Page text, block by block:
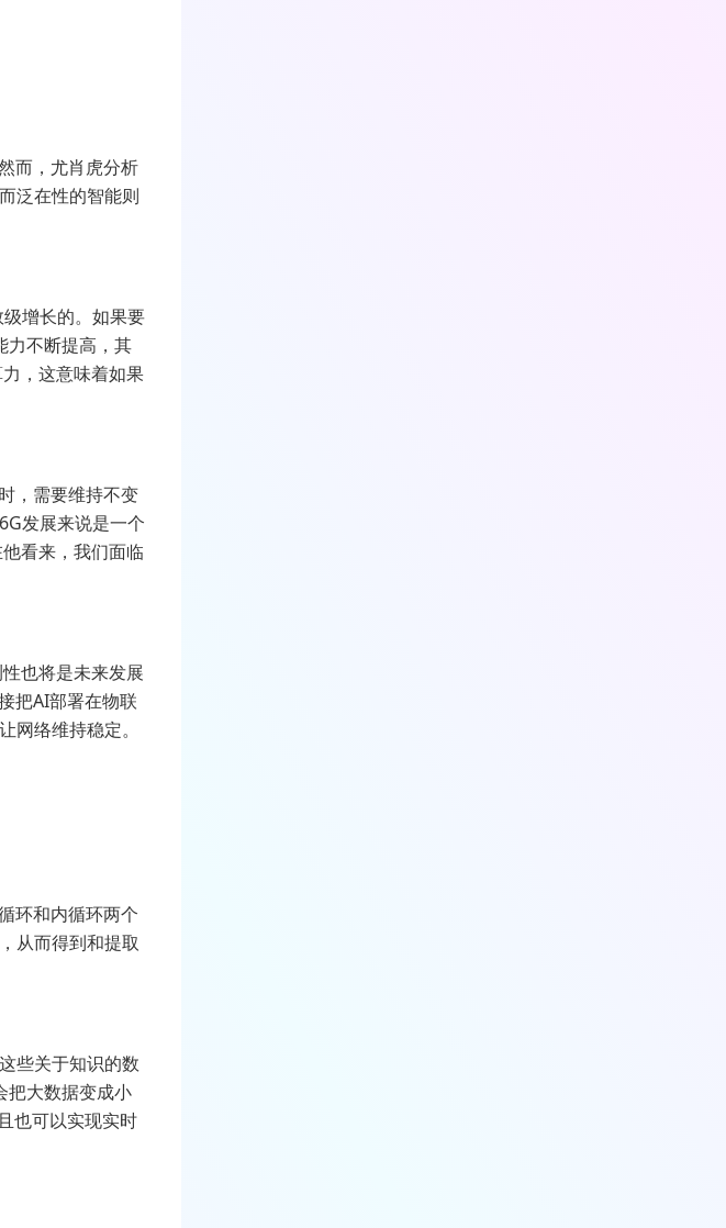
而，尤肖虎分析
泛在性的智能则
增长的。如果要
力不断提高，其
，这意味着如果
，需要维持不变
发展来说是一个
看来，我们面临
也将是未来发展
把AI部署在物联
络维持稳定。
环和内循环两个
从而得到和提取
些关于知识的数
把大数据变成小
也可以实现实时